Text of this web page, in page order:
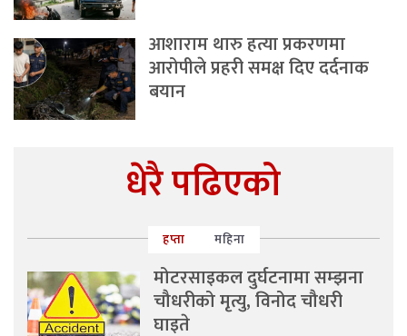
आशाराम थारु हत्या प्रकरणमा
आरोपीले प्रहरी समक्ष दिए दर्दनाक
बयान
धेरै पढिएको
हप्ता महिना
मोटरसाइकल दुर्घटनामा सम्झना
चौधरीको मृत्यु, विनोद चौधरी
घाइते